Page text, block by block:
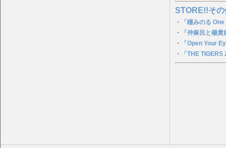
STORE!!そ
・
「瞳みのる
・
「仲麻呂と楊
・
「Open Your
・
「THE